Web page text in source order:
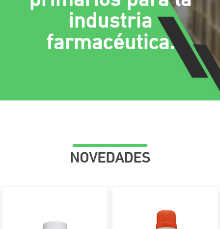
industria
farmacéutica.
NOVEDADES